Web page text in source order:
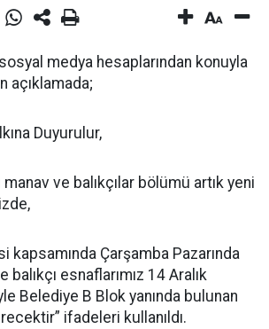
medya hesaplarından konuyla
açıklamada;
Duyurulur,
manav ve balıkçılar bölümü artık yeni
kapsamında Çarşamba Pazarında
balıkçı esnaflarımız 14 Aralık
Belediye B Blok yanında bulunan
ifadeleri kullanıldı.